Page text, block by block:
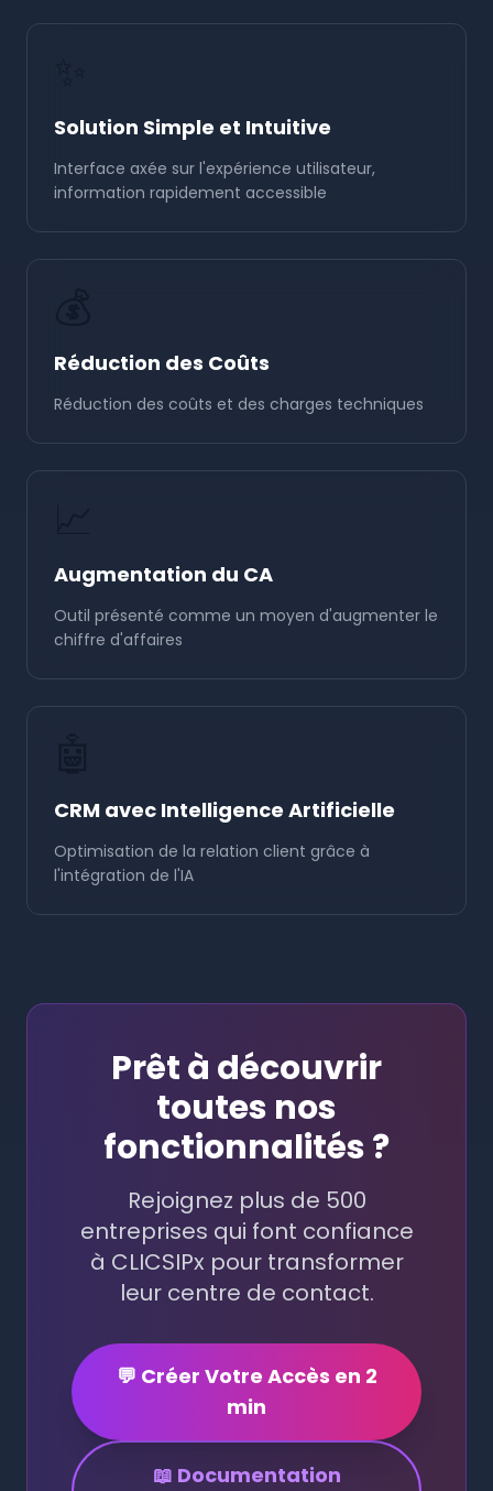
Solution Simple et Intuitive
Interface axée sur l'expérience utilisateur,
information rapidement accessible
Réduction des Coûts
Réduction des coûts et des charges techniques
Augmentation du CA
Outil présenté comme un moyen d'augmenter le
chiffre d'affaires
CRM avec Intelligence Artificielle
Optimisation de la relation client grâce à
l'intégration de l'IA
Prêt à découvrir
toutes nos
fonctionnalités ?
Rejoignez plus de 500
entreprises qui font confiance
à CLICSIPx pour transformer
leur centre de contact.
💬 Créer Votre Accès en 2
min
📖 Documentation